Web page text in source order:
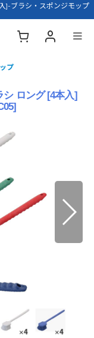
]-ブラシ・スポンジモップ
プ
シ ロング [4本入]
]